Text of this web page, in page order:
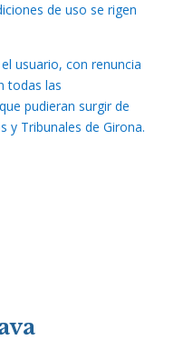
de uso se rigen
el usuario, con renuncia
todas las
pudieran surgir de
y Tribunales de Girona.